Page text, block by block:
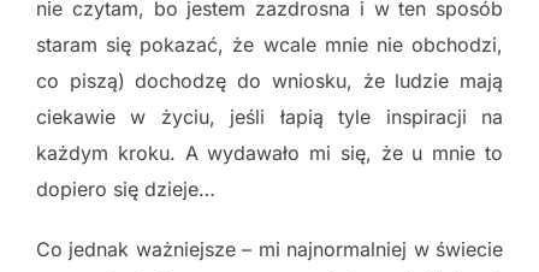
nie czytam, bo jestem zazdrosna i w ten sposób
staram się pokazać, że wcale mnie nie obchodzi,
co piszą) dochodzę do wniosku, że ludzie mają
ciekawie w życiu, jeśli łapią tyle inspiracji na
każdym kroku. A wydawało mi się, że u mnie to
dopiero się dzieje…
Co jednak ważniejsze – mi najnormalniej w świecie